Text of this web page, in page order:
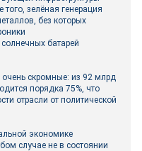
зелёная генерация
без которых
батарей
очень скромные: из 92 млрд
порядка 75%, что
отрасли от политической
экономике
случае не в состоянии